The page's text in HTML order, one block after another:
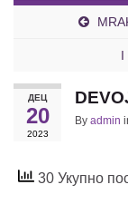
I
ДЕЦ
20
2023
By admin
30 Укупно